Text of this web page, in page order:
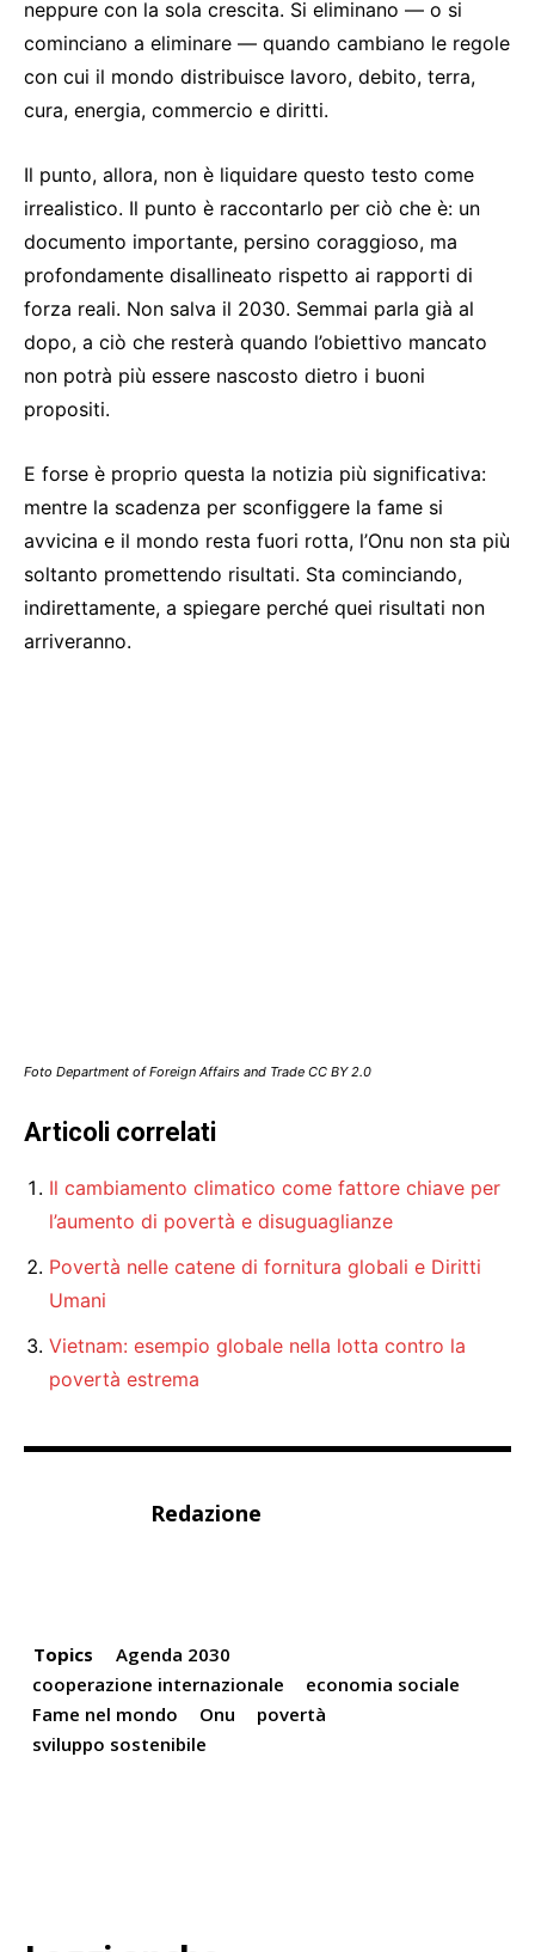
neppure con la sola crescita. Si eliminano — o si
cominciano a eliminare — quando cambiano le regole
con cui il mondo distribuisce lavoro, debito, terra,
cura, energia, commercio e diritti.
Il punto, allora, non è liquidare questo testo come
irrealistico. Il punto è raccontarlo per ciò che è: un
documento importante, persino coraggioso, ma
profondamente disallineato rispetto ai rapporti di
forza reali. Non salva il 2030. Semmai parla già al
dopo, a ciò che resterà quando l’obiettivo mancato
non potrà più essere nascosto dietro i buoni
propositi.
E forse è proprio questa la notizia più significativa:
mentre la scadenza per sconfiggere la fame si
avvicina e il mondo resta fuori rotta, l’Onu non sta più
soltanto promettendo risultati. Sta cominciando,
indirettamente, a spiegare perché quei risultati non
arriveranno.
Foto Department of Foreign Affairs and Trade CC BY 2.0
Articoli correlati
Il cambiamento climatico come fattore chiave per
l’aumento di povertà e disuguaglianze
Povertà nelle catene di fornitura globali e Diritti
Umani
Vietnam: esempio globale nella lotta contro la
povertà estrema
Redazione
Topics
Agenda 2030
cooperazione internazionale
economia sociale
Fame nel mondo
Onu
povertà
sviluppo sostenibile